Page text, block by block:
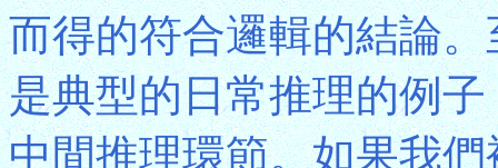
而得的符合邏輯的結論
是典型的日常推理的例
中間推理環節。如果我